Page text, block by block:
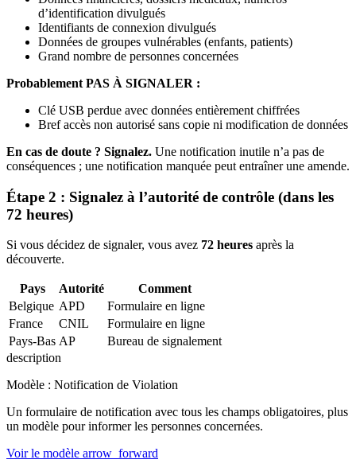
d’identification divulgués
Identifiants de connexion divulgués
Données de groupes vulnérables (enfants, patients)
Grand nombre de personnes concernées
Probablement PAS À SIGNALER :
Clé USB perdue avec données entièrement chiffrées
Bref accès non autorisé sans copie ni modification de données
En cas de doute ? Signalez. Une notification inutile n’a pas de
conséquences ; une notification manquée peut entraîner une amende.
Étape 2 : Signalez à l’autorité de contrôle (dans les
72 heures)
Si vous décidez de signaler, vous avez 72 heures après la
découverte.
Pays Autorité
Comment
Belgique APD
Formulaire en ligne
France
CNIL
Formulaire en ligne
Pays-Bas AP
Bureau de signalement
description
Modèle : Notification de Violation
Un formulaire de notification avec tous les champs obligatoires, plus
un modèle pour informer les personnes concernées.
Voir le modèle arrow_forward